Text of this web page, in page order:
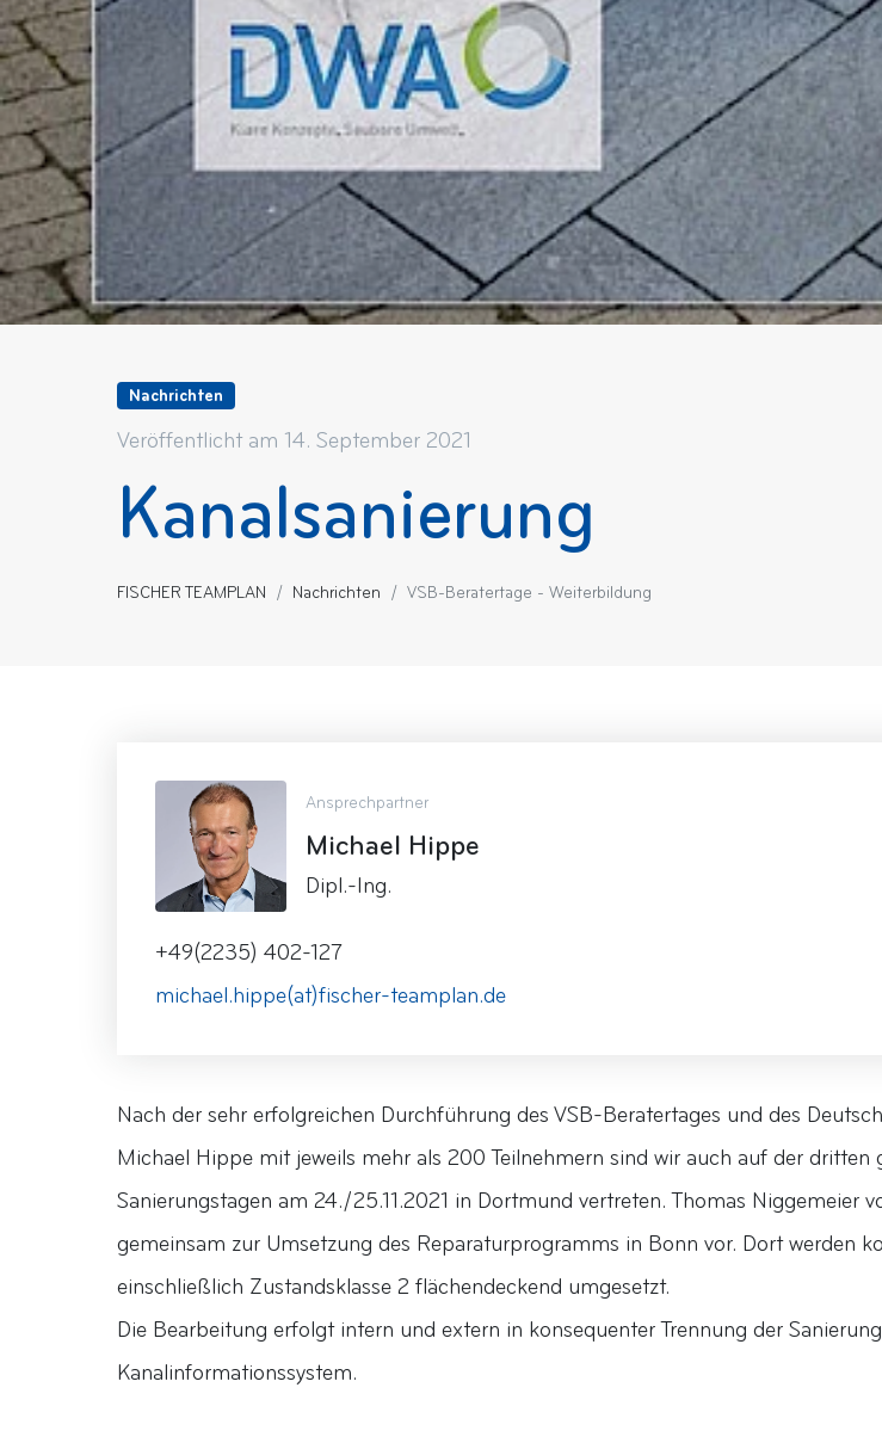
Nachrichten
Veröffentlicht am 14. September 2021
Kanalsanierung
FISCHER TEAMPLAN Nachrichten VSB-Beratertage - Weiterbildung
Nach der sehr erfolgreichen Durchführung des VSB-Beratertages und des
Michael Hippe mit jeweils mehr als 200 Teilnehmern sind wir auch auf der
Sanierungstagen am 24./25.11.2021 in Dortmund vertreten. Thomas
gemeinsam zur Umsetzung des Reparaturprogramms in Bonn vor. Dort werden
einschließlich Zustandsklasse 2 flächendeckend umgesetzt.
Die Bearbeitung erfolgt intern und extern in konsequenter Trennung der
Kanalinformationssystem.
Ansprechpartner
Michael Hippe
Dipl.-Ing.
+49(2235) 402-127
michael.hippe(at)fischer-teamplan.de